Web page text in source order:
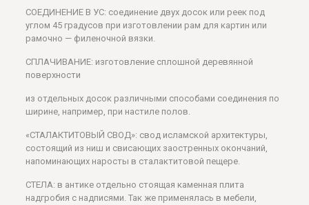
СОЕДИНЕНИЕ В УС: соединение двух досок или реек под
углом 45 градусов при изготовлении рам для картин или
рамочно — филеночной вязки.
СПЛАЧИВАНИЕ: изготовление сплошной деревянной
поверхности
из отдельных досок различными способами соединения по
ширине, например, при настиле полов.
«СТАЛАКТИТОВЫЙ СВОД»: свод исламской архитектуры,
состоящий из ниш и свисающих заостренных окончаний,
напоминающих наросты в сталактитовой пещере.
СТЕЛА: в антике отдельно стоящая каменная плита
надгробия с надписями. Так же применялась в мебели,